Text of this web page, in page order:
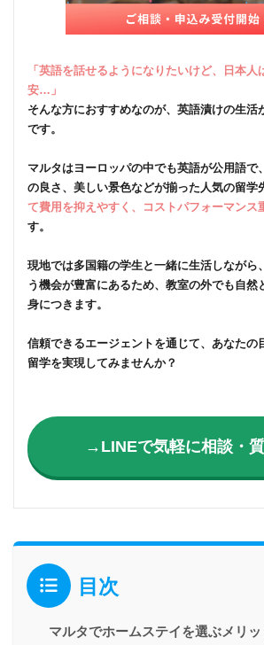
「英語を話せるようになりたいけど、日本人
安…」
そんな方におすすめなのが、英語漬けの生活
です。
マルタはヨーロッパの中でも英語が公用語で
の良さ、美しい景色などが揃った人気の留学
て費用を抑えやすく、コストパフォーマンス
す。
現地では多国籍の学生と一緒に生活しながら
う機会が豊富にあるため、教室の外でも自然
身につきます。
信頼できるエージェントを通じて、あなたの
留学を実現してみませんか？
→LINEで気軽に相談・
目次
マルタでホームステイを選ぶメリ